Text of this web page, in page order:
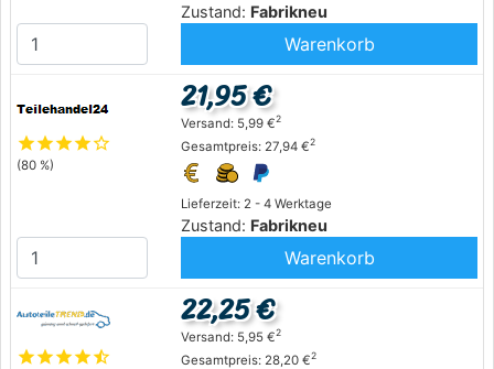
Zustand: Fabrikneu
Warenkorb
starstarstarstarstar_outline
(80 %)
Lieferzeit: 2 - 4 Werktage
Zustand: Fabrikneu
21,95 €
Versand: 5,99 €2
Gesamtpreis: 27,94 €2
Warenkorb
starstarstarstarstar_half
22,25 €
Versand: 5,95 €2
Gesamtpreis: 28,20 €2